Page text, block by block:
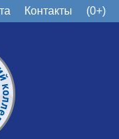
Контакты (0+)